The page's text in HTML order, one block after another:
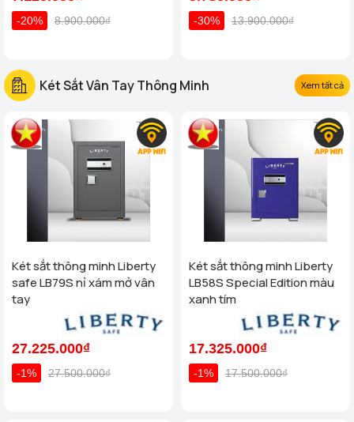
-20% 8.900.000₫ -30% 13.900.000₫
Két Sắt Vân Tay Thông Minh Xem tất cả
Két sắt thông minh Liberty
safe LB79S nỉ xám mở vân
tay
27.225.000₫
-1% 27.500.000₫
Két sắt thông minh Liberty
LB58S Special Edition màu
xanh tím
17.325.000₫
-1% 17.500.000₫